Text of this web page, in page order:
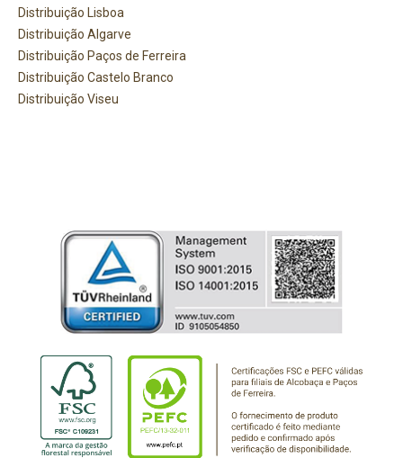
Distribuição Lisboa
Distribuição Algarve
Distribuição Paços de Ferreira
Distribuição Castelo Branco
Distribuição Viseu